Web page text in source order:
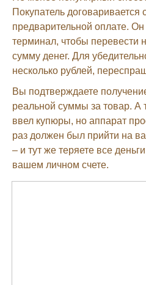
Покупатель договаривается
предварительной оплате.
терминал, чтобы перевести
сумму денег. Для
несколько рублей,
Вы подтверждаете
реальной суммы за товар. А
ввел купюры, но аппарат
раз должен был прийти на
– и тут же теряете все
вашем личном счете.